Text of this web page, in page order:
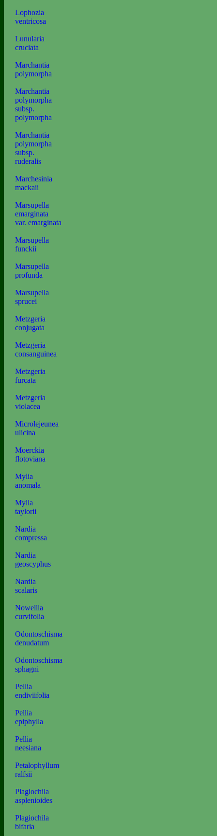
Lophozia
ventricosa
Lunularia
cruciata
Marchantia
polymorpha
Marchantia
polymorpha
subsp.
polymorpha
Marchantia
polymorpha
subsp.
ruderalis
Marchesinia
mackaii
Marsupella
emarginata
var. emarginata
Marsupella
funckii
Marsupella
profunda
Marsupella
sprucei
Metzgeria
conjugata
Metzgeria
consanguinea
Metzgeria
furcata
Metzgeria
violacea
Microlejeunea
ulicina
Moerckia
flotoviana
Mylia
anomala
Mylia
taylorii
Nardia
compressa
Nardia
geoscyphus
Nardia
scalaris
Nowellia
curvifolia
Odontoschisma
denudatum
Odontoschisma
sphagni
Pellia
endiviifolia
Pellia
epiphylla
Pellia
neesiana
Petalophyllum
ralfsii
Plagiochila
asplenioides
Plagiochila
bifaria